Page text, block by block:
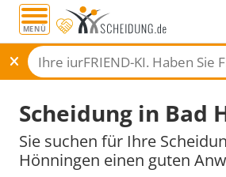
MENÜ
Scheidung in Bad
Sie suchen für Ihre
Hönningen einen guten